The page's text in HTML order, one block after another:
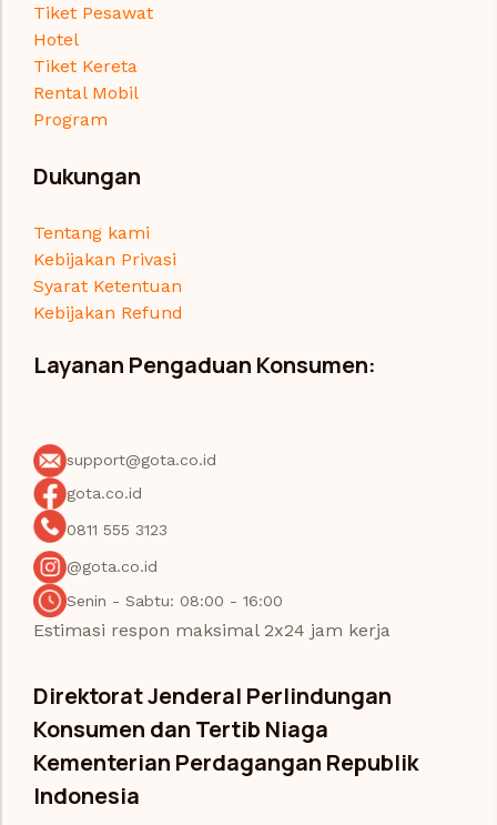
Tiket Pesawat
Hotel
Tiket Kereta
Rental Mobil
Program
Dukungan
Tentang kami
Kebijakan Privasi
Syarat Ketentuan
Kebijakan Refund
Layanan Pengaduan Konsumen:
support@gota.co.id
gota.co.id
0811 555 3123
@gota.co.id
Senin - Sabtu: 08:00 - 16:00
Estimasi respon maksimal 2x24 jam kerja
Direktorat Jenderal Perlindungan
Konsumen dan Tertib Niaga
Kementerian Perdagangan Republik
Indonesia